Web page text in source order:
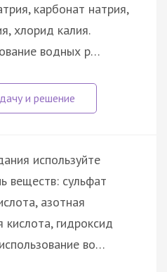
карбонат натрия,
хлорид калия.
водных р…
используйте
веществ: сульфат
азотная
кислота, гидроксид
во…